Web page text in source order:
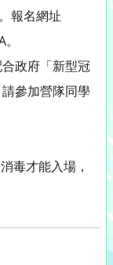
報名網址
政府「新型冠
參加營隊同學
毒才能入場，